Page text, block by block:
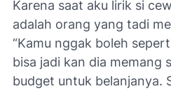
Karena saat aku lirik si
adalah orang yang tadi
“Kamu nggak boleh
bisa jadi kan dia memang
budget untuk belanjanya.